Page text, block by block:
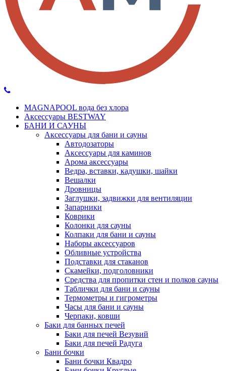
MAGNAPOOL вода без хлора
Аксессуары BESTWAY
БАНИ И САУНЫ
Аксессуары для бани и сауны
Автодозаторы
Аксессуары для каминов
Арома аксессуары
Ведра, вставки, кадушки, шайки
Вешалки
Дровницы
Заглушки, задвижки для вентиляции
Запарники
Коврики
Колонки для сауны
Колпаки для бани и сауны
Наборы аксессуаров
Обливные устройства
Подставки для стаканов
Скамейки, подголовники
Средства для пропитки стен и полков сауны
Таблички для бани и сауны
Термометры и гигрометры
Часы для бани и сауны
Черпаки, ковши
Баки для банных печей
Баки для печей Везувий
Баки для печей Радуга
Бани бочки
Бани бочки Квадро